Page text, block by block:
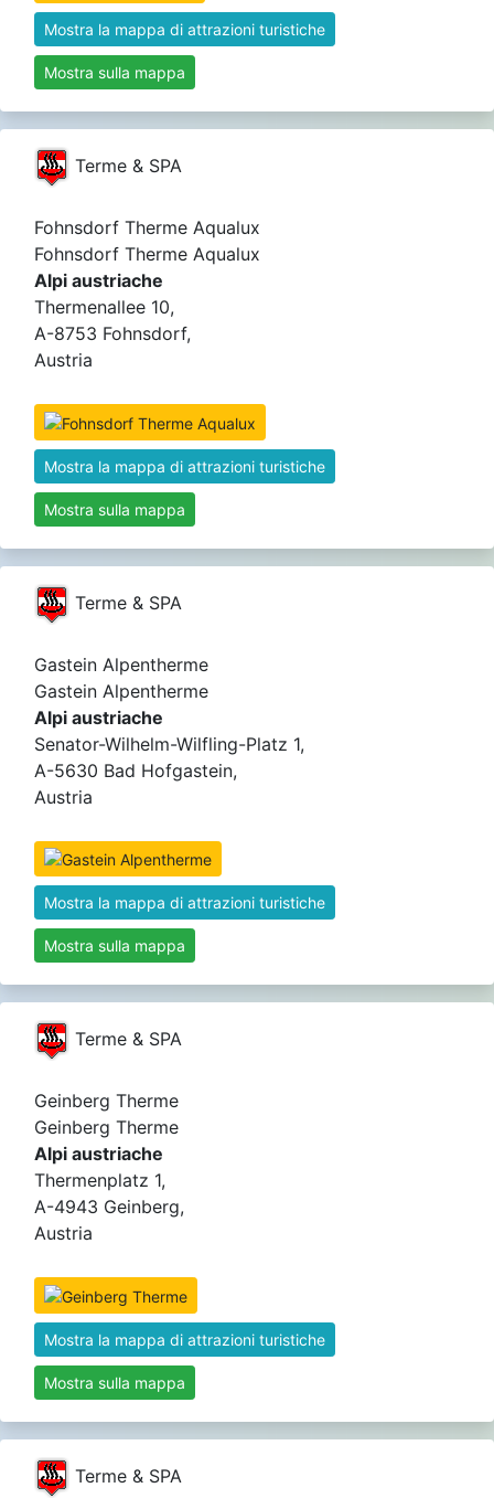
Mostra la mappa di attrazioni turistiche
Mostra sulla mappa
Terme & SPA
Fohnsdorf Therme Aqualux
Fohnsdorf Therme Aqualux
Alpi austriache
Thermenallee 10,
A-8753 Fohnsdorf,
Austria
Mostra la mappa di attrazioni turistiche
Mostra sulla mappa
Terme & SPA
Gastein Alpentherme
Gastein Alpentherme
Alpi austriache
Senator-Wilhelm-Wilfling-Platz 1,
A-5630 Bad Hofgastein,
Austria
Mostra la mappa di attrazioni turistiche
Mostra sulla mappa
Terme & SPA
Geinberg Therme
Geinberg Therme
Alpi austriache
Thermenplatz 1,
A-4943 Geinberg,
Austria
Mostra la mappa di attrazioni turistiche
Mostra sulla mappa
Terme & SPA